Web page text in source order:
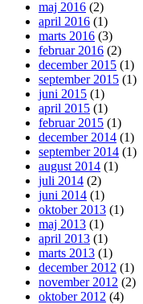
maj 2016 (2)
april 2016 (1)
marts 2016 (3)
februar 2016 (2)
december 2015 (1)
september 2015 (1)
juni 2015 (1)
april 2015 (1)
februar 2015 (1)
december 2014 (1)
september 2014 (1)
august 2014 (1)
juli 2014 (2)
juni 2014 (1)
oktober 2013 (1)
maj 2013 (1)
april 2013 (1)
marts 2013 (1)
december 2012 (1)
november 2012 (2)
oktober 2012 (4)